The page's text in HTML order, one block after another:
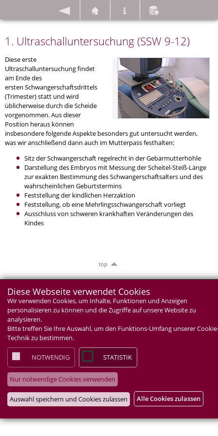
Diese Webseite verwendet Cookies
Wir verwenden Cookies, um Inhalte, Funktionen und Anzeigen
personalisieren zu können und die Zugriffe auf unsere Website zu
analysieren.
Bitte treffen Sie Ihre Auswahl, um den Funktions-Umfang unserer
Technik zu bestimmen.
NOTWENDIG STATISTIK
Nur notwendige Cookies verwenden
Auswahl speichern und Cookies zulassen Alle Cookies zulassen
1. Ultraschalluntersuchung (SSW 9-12)
Diese erste
Ultraschalluntersuchung findet
am Ende des
ersten Schwangerschaftsdrittels
(Trimester) statt und wird
üblicherweise durch die Scheide
vorgenommen. Aus dieser
Position heraus können
insbesondere folgende Aspekte besonders gut untersucht werden,
was wir anschließend dann auch im Mutterpass festhalten:
Sitz der Schwangerschaft regelrecht in der Gebärmutterhöhle
Darstellung des Embryos mit Messung der Scheitel-Steiß-Länge
zur exakten Bestimmung des Schwangerschaftsalters und des
wahrscheinlichen Geburtstermins
Feststellung der kindlichen Herzaktion
Feststellung, ob eine Mehrlingsschwangerschaft vorliegt
Ausschluss von schweren krankhaften Veränderungen des
Kindes
top